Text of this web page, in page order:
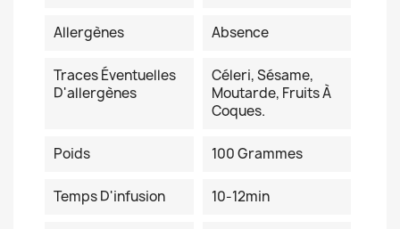
Allergènes Absence
Traces Éventuelles
D'allergènes
Céleri, Sésame,
Moutarde, Fruits À
Coques.
Poids 100 Grammes
Temps D'infusion 10-12min